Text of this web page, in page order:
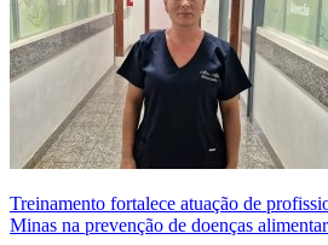
Treinamento fortalece atuação de
Minas na prevenção de doenças